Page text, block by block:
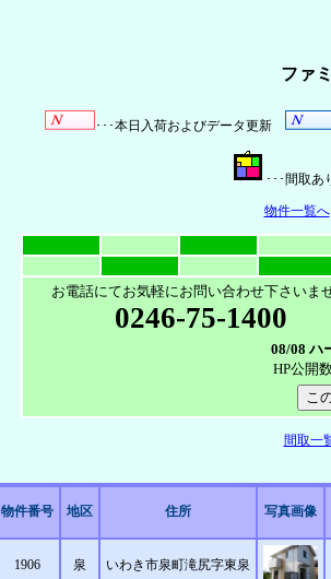
ファ
･･･本日入荷およびデータ更新
･･･間
物件一覧へ
お電話にてお気軽にお問い合わせ下さいま
0246-75-1400
08/08 ハ
HP公開
間取一
物件番号 地区 住所 写真画像
1906 泉 いわき市泉町滝尻字東泉